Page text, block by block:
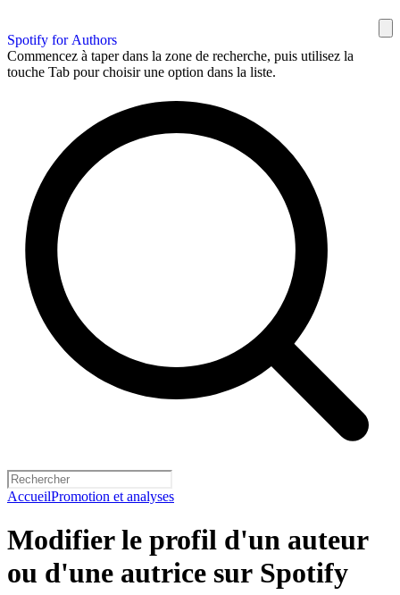
Spotify for Authors
Commencez à taper dans la zone de recherche, puis utilisez la
touche Tab pour choisir une option dans la liste.
AccueilPromotion et analyses
Modifier le profil d'un auteur
ou d'une autrice sur Spotify